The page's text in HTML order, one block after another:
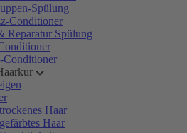
Spülung
Conditioner
Reparatur Spülung
Conditioner
Haar
Haar